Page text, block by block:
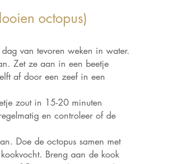
octopus)
van tevoren weken in water.
Zet ze aan in een beetje
af door een zeef in een
zout in 15-20 minuten
en controleer of de
Doe de octopus samen met
Breng aan de kook